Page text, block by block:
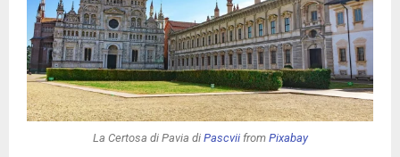
La Certosa di Pavia di Pascviifrom Pixabay